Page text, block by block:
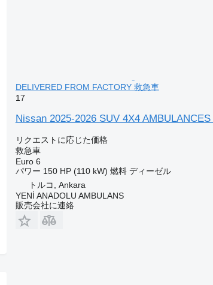
DELIVERED FROM FACTORY 救急車
17
Nissan 2025-2026 SUV 4X4
リクエストに応じた価格
救急車
Euro 6
パワー 150 HP (110 kW) 燃料 ディーゼル
トルコ, Ankara
YENİ ANADOLU AMBULANS
販売会社に連絡